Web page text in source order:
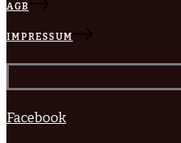
AGB
IMPRESSUM
Facebook